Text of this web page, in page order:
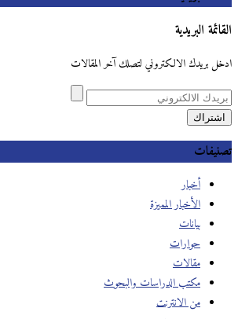
القائمة البريدية
ادخل بريدك الالكتروني لتصلك آخر المقالات
تصنيفات
أخبار
الأخبار المميزة
بيانات
حوارات
مقالات
مكتب الدراسات والبحوث
من الانترنت